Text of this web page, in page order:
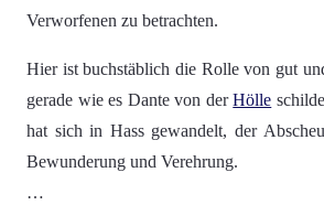
Verworfenen zu betrachten.
Hier ist buchstäblich die Rolle von gut
gerade wie es Dante von derHölle
hat sich in Hass gewandelt, der
Bewunderung und Verehrung.
…